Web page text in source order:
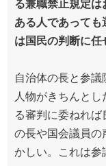
る兼職禁止規定
ある人であって
は国民の判断に任
自治体の長と参
人物がきちんと
る審判に委ねれ
の長や国会議員の
かしい。これは参